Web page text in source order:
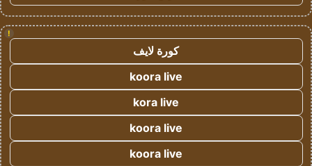
!
كورة لايف
koora live
kora live
koora live
koora live